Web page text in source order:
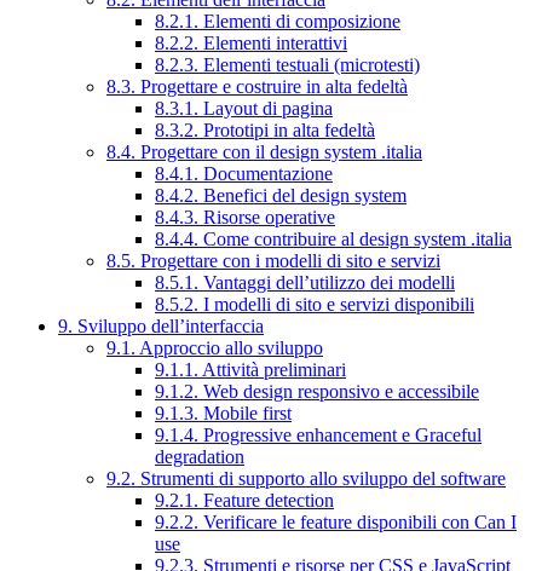
8.2.1. Elementi di composizione
8.2.2. Elementi interattivi
8.2.3. Elementi testuali (microtesti)
8.3. Progettare e costruire in alta fedeltà
8.3.1. Layout di pagina
8.3.2. Prototipi in alta fedeltà
8.4. Progettare con il design system .italia
8.4.1. Documentazione
8.4.2. Benefici del design system
8.4.3. Risorse operative
8.4.4. Come contribuire al design system .italia
8.5. Progettare con i modelli di sito e servizi
8.5.1. Vantaggi dell’utilizzo dei modelli
8.5.2. I modelli di sito e servizi disponibili
9. Sviluppo dell’interfaccia
9.1. Approccio allo sviluppo
9.1.1. Attività preliminari
9.1.2. Web design responsivo e accessibile
9.1.3. Mobile first
9.1.4. Progressive enhancement e Graceful
degradation
9.2. Strumenti di supporto allo sviluppo del software
9.2.1. Feature detection
9.2.2. Verificare le feature disponibili con Can I
use
9.2.3. Strumenti e risorse per CSS e JavaScript